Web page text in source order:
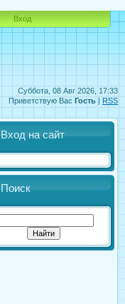
Суббота, 08 Авг 2026, 17:33
Приветствую Вас Гость | RSS
Вход
Вход на сайт
Поиск